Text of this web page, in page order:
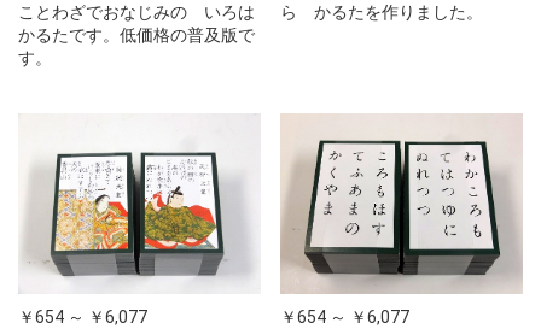
ことわざでおなじみの いろは
かるたです。低価格の普及版で
す。
ら かるたを作りました。
￥654 ～ ￥6,077
￥654 ～ ￥6,077